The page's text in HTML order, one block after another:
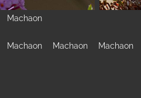
Machaon
Machaon Machaon Machaon